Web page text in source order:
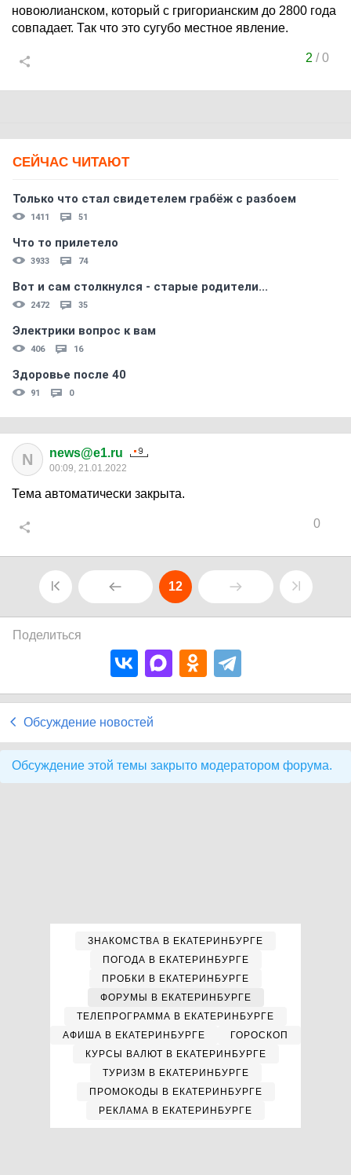
новоюлианском, который с григорианским до 2800 года
совпадает. Так что это сугубо местное явление.
2 /0
СЕЙЧАС ЧИТАЮТ
Только что стал свидетелем грабёж с разбоем
1411 51
Что то прилетело
3933 74
Вот и сам столкнулся - старые родители...
2472 35
Электрики вопрос к вам
406 16
Здоровье после 40
91 0
N news@e1.ru
00:09, 21.01.2022
Тема автоматически закрыта.
0
12
Поделиться
Обсуждение новостей
Обсуждение этой темы закрыто модератором форума.
ЗНАКОМСТВА В ЕКАТЕРИНБУРГЕ
ПОГОДА В ЕКАТЕРИНБУРГЕ
ПРОБКИ В ЕКАТЕРИНБУРГЕ
ФОРУМЫ В ЕКАТЕРИНБУРГЕ
ТЕЛЕПРОГРАММА В ЕКАТЕРИНБУРГЕ
АФИША В ЕКАТЕРИНБУРГЕ
ГОРОСКОП
КУРСЫ ВАЛЮТ В ЕКАТЕРИНБУРГЕ
ТУРИЗМ В ЕКАТЕРИНБУРГЕ
ПРОМОКОДЫ В ЕКАТЕРИНБУРГЕ
РЕКЛАМА В ЕКАТЕРИНБУРГЕ